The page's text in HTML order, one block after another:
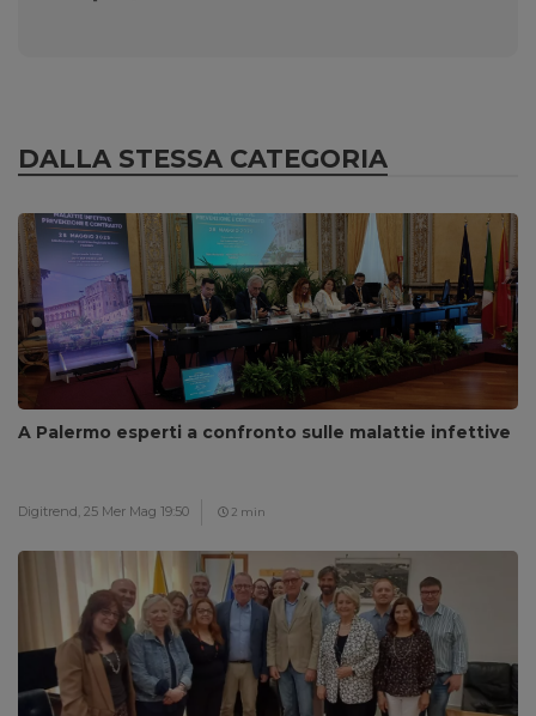
DALLA STESSA CATEGORIA
A Palermo esperti a confronto sulle malattie infettive
Digitrend, 25 Mer Mag 19:50 2 min